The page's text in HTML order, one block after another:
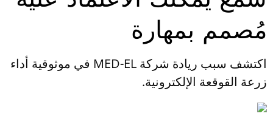
مُصمم بمهارة
اكتشف سبب ريادة شركة MED-EL في موثوقية أداء
زرعة القوقعة الإلكترونية.